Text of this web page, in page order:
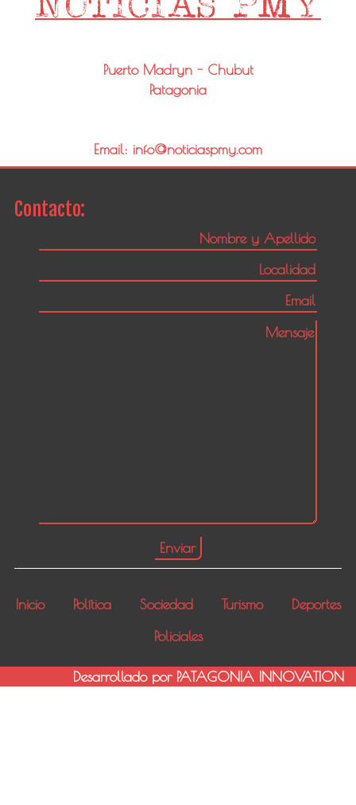
Puerto Madryn - Chubut
Patagonia
Email: info@noticiaspmy.com
Contacto:
Inicio Política Sociedad Turismo
Deportes
Policiales
Desarrollado por PATAGONIA INNOVATION